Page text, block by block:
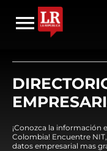
¡Conozca la información
Colombia! Encuentre
datos empresarial mas